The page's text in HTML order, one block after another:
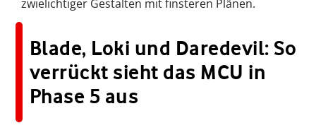
zwielichtiger Gestalten mit finsteren Plänen.
Blade, Loki und Daredevil: So
verrückt sieht das MCU in
Phase 5 aus